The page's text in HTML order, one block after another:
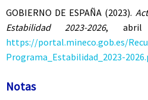
GOBIERNO DE ESPAÑA (2023).
Estabilidad 2023-2026, abril
https://portal.mineco.gob.es/
Programa_Estabilidad_2023-
Notas